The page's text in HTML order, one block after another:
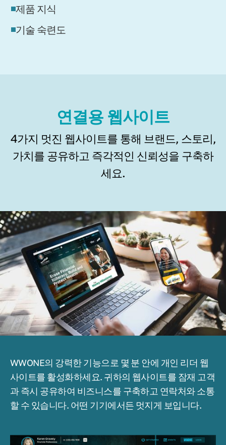
제품 지식
기술 숙련도
연결용 웹사이트
4가지 멋진 웹사이트를 통해 브랜드, 스토리,
가치를 공유하고 즉각적인 신뢰성을 구축하
세요.
WWONE의 강력한 기능으로 몇 분 안에 개인 리더 웹
사이트를 활성화하세요. 귀하의 웹사이트를 잠재 고객
과 즉시 공유하여 비즈니스를 구축하고 연락처와 소통
할 수 있습니다. 어떤 기기에서든 멋지게 보입니다.